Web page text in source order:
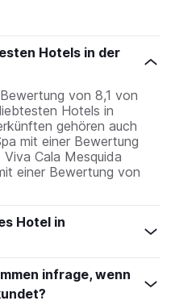
Hotels in der
von 8,1 von
Hotels in
gehören auch
mit einer Bewertung
Cala Mesquida
einer Bewertung von
Hotel in
infrage, wenn